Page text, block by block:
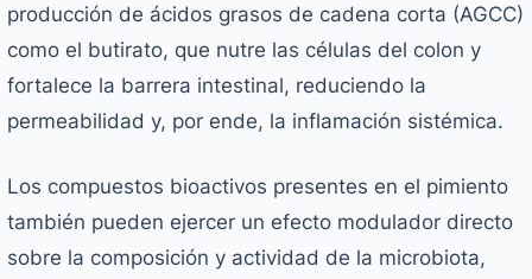
producción de ácidos grasos de cadena corta (AGCC)
como el butirato, que nutre las células del colon y
fortalece la barrera intestinal, reduciendo la
permeabilidad y, por ende, la inflamación sistémica.
Los compuestos bioactivos presentes en el pimiento
también pueden ejercer un efecto modulador directo
sobre la composición y actividad de la microbiota,